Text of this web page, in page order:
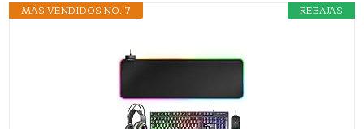
REBAJAS
MÁS VENDIDOS NO. 7